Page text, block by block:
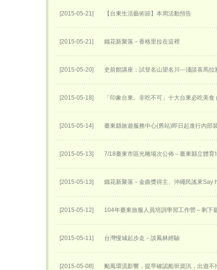
[2015-05-21] 【台東生活藝術節】本周活動預告
[2015-05-21] 鐵花新聚落－香格里拉在這裡
[2015-05-20] 史前館講座：試登名山望名川---淺談喜馬拉
[2015-05-18] 「印象台東。非吃不可」十大台東必吃美食
[2015-05-14] 臺東縣旅遊服務中心(舊站)即日起進行內部
[2015-05-13] 7/18臺東市區光雕場次公佈－臺東縣立體育
[2015-05-13] 鐵花新聚落－金曲獎得主、沖繩民謠來Say
[2015-05-12] 104年臺東旅服人員培訓學習工作營～剩下
[2015-05-11] 台灣慢城起步走－談鳳林經驗
[2015-05-08] 颱風環流影響，提早確認船班資訊，出遊不